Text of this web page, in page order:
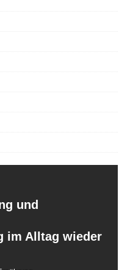
und
im Alltag wieder